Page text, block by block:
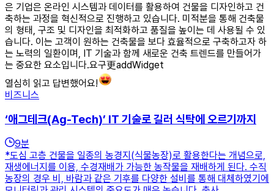
은 기업은 온라인 시스템과 데이터를 활용하여 건물을 디자인하고 건
축하는 과정을 혁신적으로 진행하고 있습니다. 미적분을 통해 건축물
의 형태, 구조 및 디자인을 최적화하고 품질을 높이는 데 사용될 수 있
습니다. 이는 고객이 원하는 건축물을 보다 효율적으로 구축하고자 하
는 노력의 일환이며, IT 기술과 함께 새로운 건축 트렌드를 만들어가
는 중요한 요소입니다.요구更addWidget
열심히 읽고 답변했어요!
비즈니스
‘애그테크(Ag-Tech)’ IT 기술로 길러 식탁에 오르기까지
9분
*도심 고층 건물을 일종의 농경지(식물농장)로 활용한다는 개념으로,
재생에너지를 이용, 수경재배가 가능한 농작물을 재배하게 된다. 수직
농장의 경우 비, 바람과 같은 기후를 다양한 설비를 통해 대체하였기에